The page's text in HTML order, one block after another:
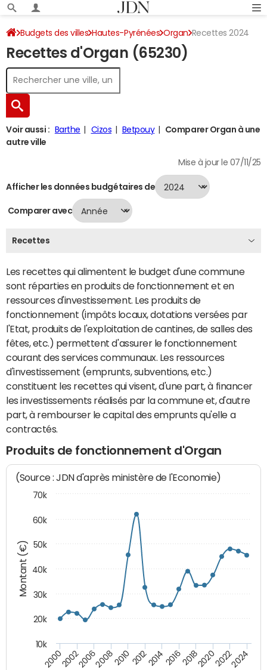
Budgets des villes Hautes-Pyrénées Organ Recettes 2024
Recettes d'Organ (65230)
Voir aussi : Barthe Cizos Betpouy
Comparer Organ à une
autre ville
Mise à jour le 07/11/25
Afficher les données budgétaires de
Comparer avec
Recettes
Les recettes qui alimentent le budget d'une commune
sont réparties en produits de fonctionnement et en
ressources d'investissement. Les produits de
fonctionnement (impôts locaux, dotations versées par
l'Etat, produits de l'exploitation de cantines, de salles des
fêtes, etc.) permettent d'assurer le fonctionnement
courant des services communaux. Les ressources
d'investissement (emprunts, subventions, etc.)
constituent les recettes qui visent, d'une part, à financer
les investissements réalisés par la commune et, d'autre
part, à rembourser le capital des emprunts qu'elle a
contractés.
Produits de fonctionnement d'Organ
Montant (€)
(Source : JDN d'après ministère de l'Economie)
20002002200620082010 2012201420162018202020222024
10k
20k
30k
40k
50k
60k
70k